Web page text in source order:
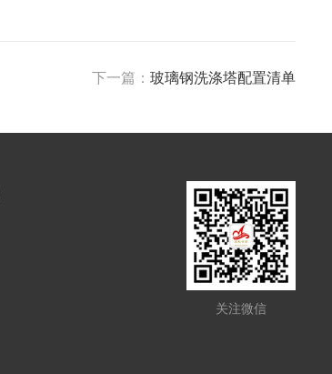
下一篇： 玻璃钢洗涤塔配置清单
关注微信